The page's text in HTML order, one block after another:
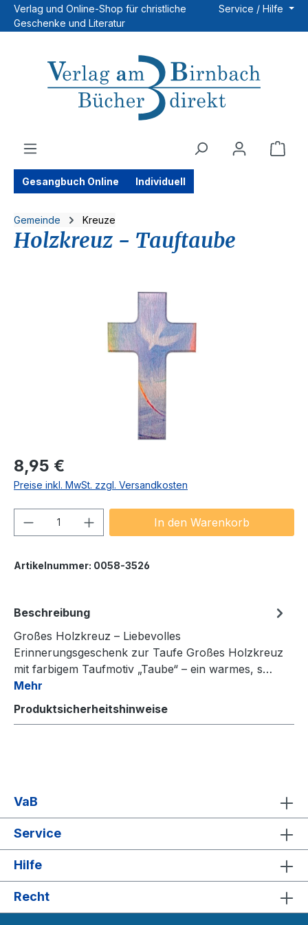
Zum Hauptinhalt springen
Verlag und Online-Shop für christliche
Geschenke und Literatur
Service / Hilfe
Gesangbuch Online Individuell
Gemeinde Kreuze
Holzkreuz - Tauftaube
Regulärer Preis:
8,95 €
Preise inkl. MwSt. zzgl. Versandkosten
Produkt Anzahl: Gib denIn den Warenkorb
Artikelnummer: 0058-3526
Beschreibung
Großes Holzkreuz – Liebevolles
Erinnerungsgeschenk zur Taufe Großes Holzkreuz
mit farbigem Taufmotiv „Taube“ – ein warmes, s…
Mehr
Produktsicherheitshinweise
VaB
Service
Hilfe
Recht